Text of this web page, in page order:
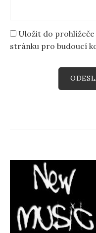
Uložit do
stránku pro budoucí